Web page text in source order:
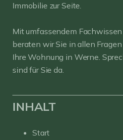
Immobilie zur Seite.
Mit umfassendem
beraten wir Sie in allen
Ihre Wohnung in Werne.
sind für Sie da.
INHALT
Start